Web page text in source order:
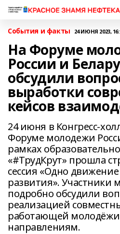
События и факты 24 ИЮНЯ 2023,
На Форуме
России и
обсудили
выработки
кейсов
24 июня в Конгресс-
Форуме молодежи
рамках
«#ТрудКрут» прошла
сессия «Одно
развития». Участники
подробно обсудили
реализацией
работающей
направлениям.